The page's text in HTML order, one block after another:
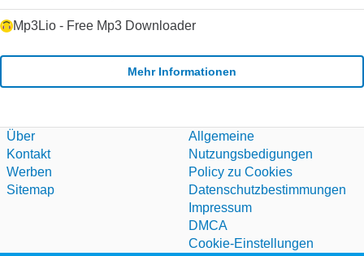
Mp3Lio - Free Mp3 Downloader
Mehr Informationen
Über
Kontakt
Werben
Sitemap
Allgemeine
Nutzungsbedigungen
Policy zu Cookies
Datenschutzbestimmungen
Impressum
DMCA
Cookie-Einstellungen